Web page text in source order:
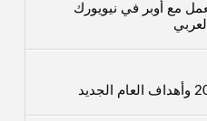
مع أوبر في نيويورك